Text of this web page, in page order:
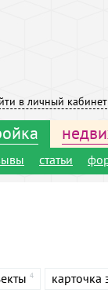
в личный кабинет
статьи
4 карточка